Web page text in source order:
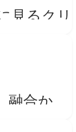
見るクリ
らしい
融合か